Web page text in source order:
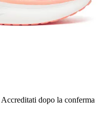
Accreditati dopo la conferma